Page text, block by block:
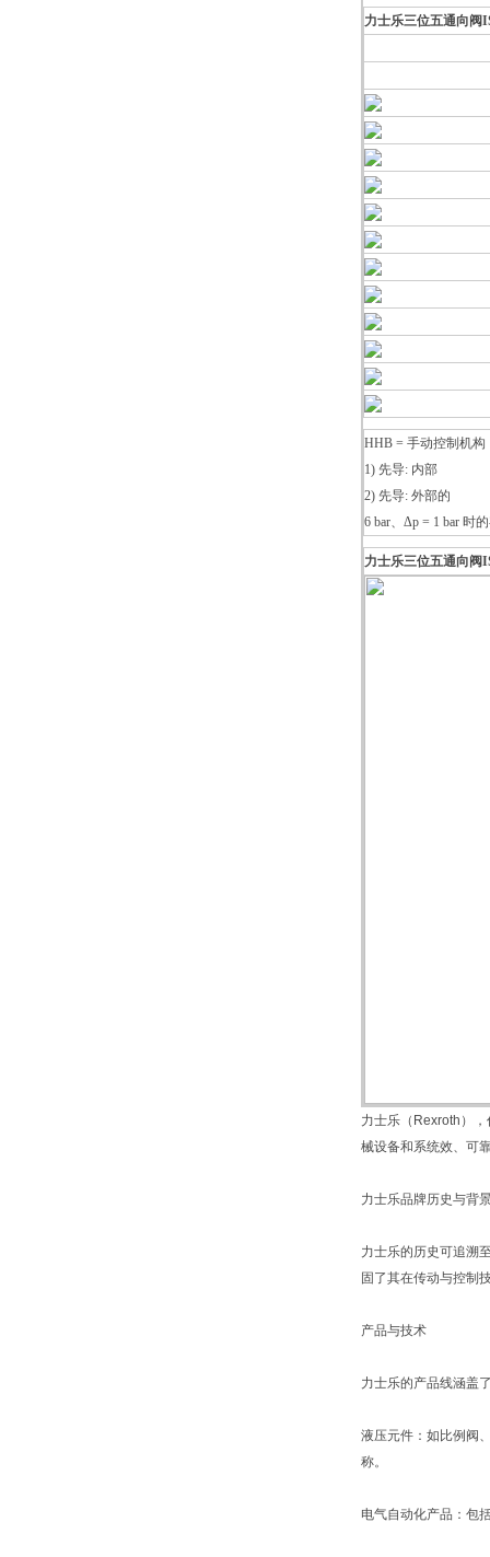
力士乐三位五通向阀
HHB = 手动控制机构
1) 先导: 内部
2) 先导: 外部的
6 bar、Δp = 1 bar 时
力士乐三位五通向阀
力士乐（Rexroth）
械设备和系统效、可
力士乐品牌历史与背
力士乐的历史可追溯
固了其在传动与控制
产品与技术
力士乐的产品线涵盖
液压元件：如比例阀
称。
电气自动化产品：包